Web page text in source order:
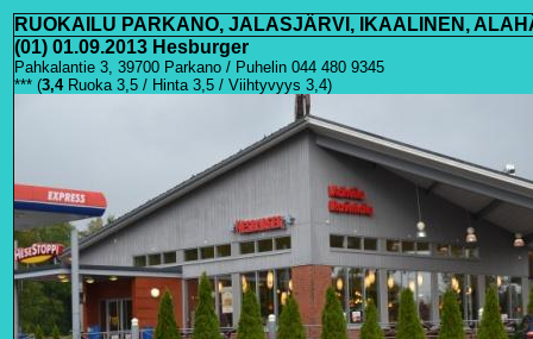
RUOKAILU PARKANO, JALASJÄRVI, IKAALINEN,
(01) 01.09.2013 Hesburger
Pahkalantie 3, 39700 Parkano / Puhelin 044 480 9345
*** (3,4 Ruoka 3,5 / Hinta 3,5 / Viihtyvyys 3,4)